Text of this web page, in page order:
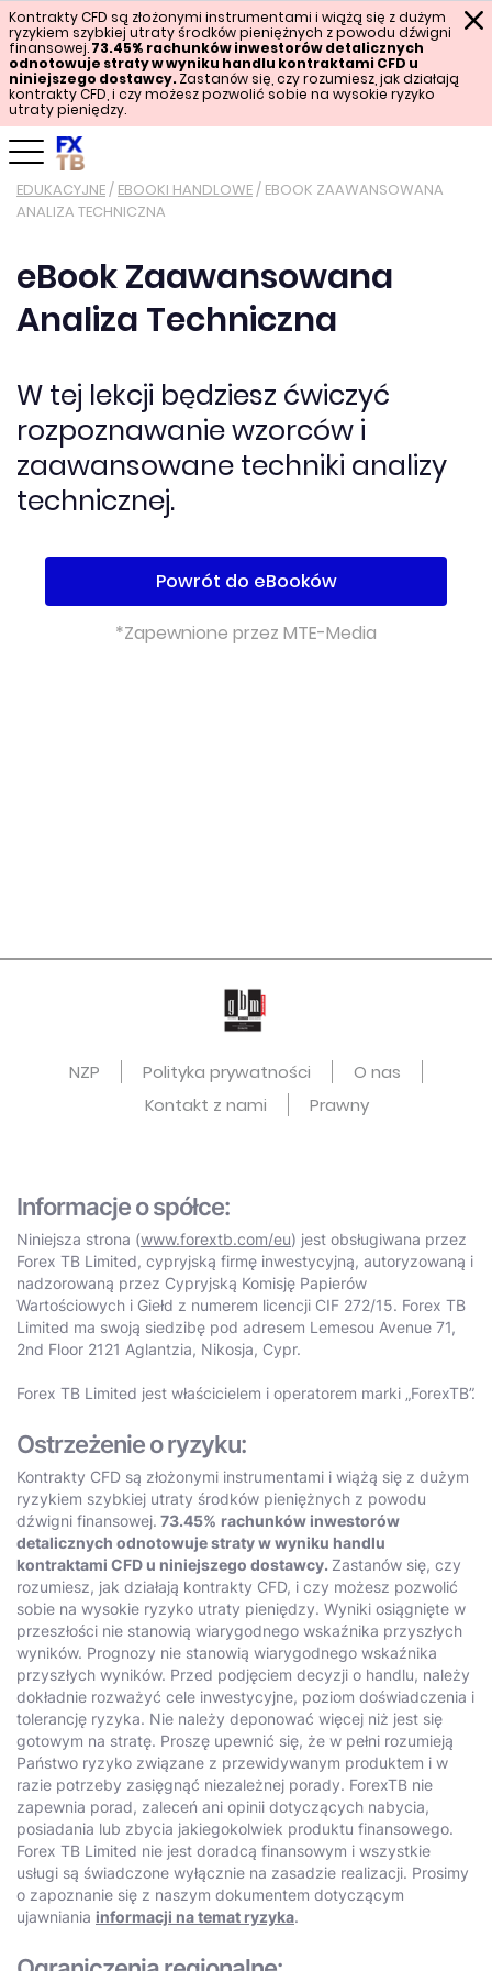
EDUKACYJNE/ EBOOKI HANDLOWE/ EBOOK ZAAWANSOWANA
ANALIZA TECHNICZNA
eBook Zaawansowana
Analiza Techniczna
W tej lekcji będziesz ćwiczyć
rozpoznawanie wzorców i
zaawansowane techniki analizy
technicznej.
Powrót do eBooków
*Zapewnione przez MTE-Media
NZP Polityka prywatności
O nas
Kontakt z nami
Prawny
Informacje o spółce:
Niniejsza strona (www.forextb.com/eu) jest obsługiwana przez
Forex TB Limited, cypryjską firmę inwestycyjną, autoryzowaną i
nadzorowaną przez Cypryjską Komisję Papierów
Wartościowych i Giełd z numerem licencji CIF 272/15. Forex TB
Limited ma swoją siedzibę pod adresem Lemesou Avenue 71,
2nd Floor 2121 Aglantzia, Nikosja, Cypr.
Forex TB Limited jest właścicielem i operatorem marki „ForexTB”.
Ostrzeżenie o ryzyku:
Kontrakty CFD są złożonymi instrumentami i wiążą się z dużym
ryzykiem szybkiej utraty środków pieniężnych z powodu
dźwigni finansowej. 73.45% rachunków inwestorów
detalicznych odnotowuje straty w wyniku handlu
kontraktami CFD u niniejszego dostawcy. Zastanów się, czy
rozumiesz, jak działają kontrakty CFD, i czy możesz pozwolić
sobie na wysokie ryzyko utraty pieniędzy. Wyniki osiągnięte w
przeszłości nie stanowią wiarygodnego wskaźnika przyszłych
wyników. Prognozy nie stanowią wiarygodnego wskaźnika
przyszłych wyników. Przed podjęciem decyzji o handlu, należy
dokładnie rozważyć cele inwestycyjne, poziom doświadczenia i
tolerancję ryzyka. Nie należy deponować więcej niż jest się
gotowym na stratę. Proszę upewnić się, że w pełni rozumieją
Państwo ryzyko związane z przewidywanym produktem i w
razie potrzeby zasięgnąć niezależnej porady. ForexTB nie
zapewnia porad, zaleceń ani opinii dotyczących nabycia,
posiadania lub zbycia jakiegokolwiek produktu finansowego.
Forex TB Limited nie jest doradcą finansowym i wszystkie
usługi są świadczone wyłącznie na zasadzie realizacji. Prosimy
o zapoznanie się z naszym dokumentem dotyczącym
ujawniania informacji na temat ryzyka.
Kontrakty CFD są złożonymi instrumentami i wiążą się z dużym
ryzykiem szybkiej utraty środków pieniężnych z powodu dźwigni
finansowej.73.45% rachunków inwestorów detalicznych
odnotowuje straty w wyniku handlu kontraktami CFD u
niniejszego dostawcy.Zastanów się, czy rozumiesz, jak działają
kontrakty CFD, i czy możesz pozwolić sobie na wysokie ryzyko
utraty pieniędzy.